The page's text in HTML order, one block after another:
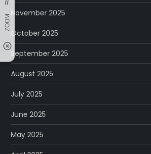
November 2025
October 2025
September 2025
August 2025
July 2025
June 2025
May 2025